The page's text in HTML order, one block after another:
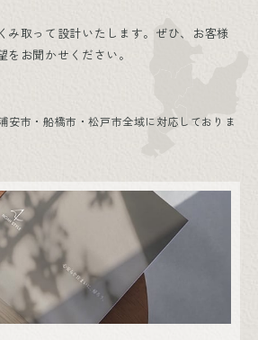
み取って設計いたします。ぜひ、お客様
お聞かせください。
安市・船橋市・松戸市全域に対応しておりま